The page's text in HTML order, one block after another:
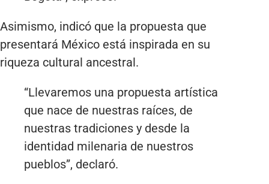
Asimismo, indicó que la propuesta que
presentará México está inspirada en su
riqueza cultural ancestral.
“Llevaremos una propuesta artística
que nace de nuestras raíces, de
nuestras tradiciones y desde la
identidad milenaria de nuestros
pueblos”, declaró.